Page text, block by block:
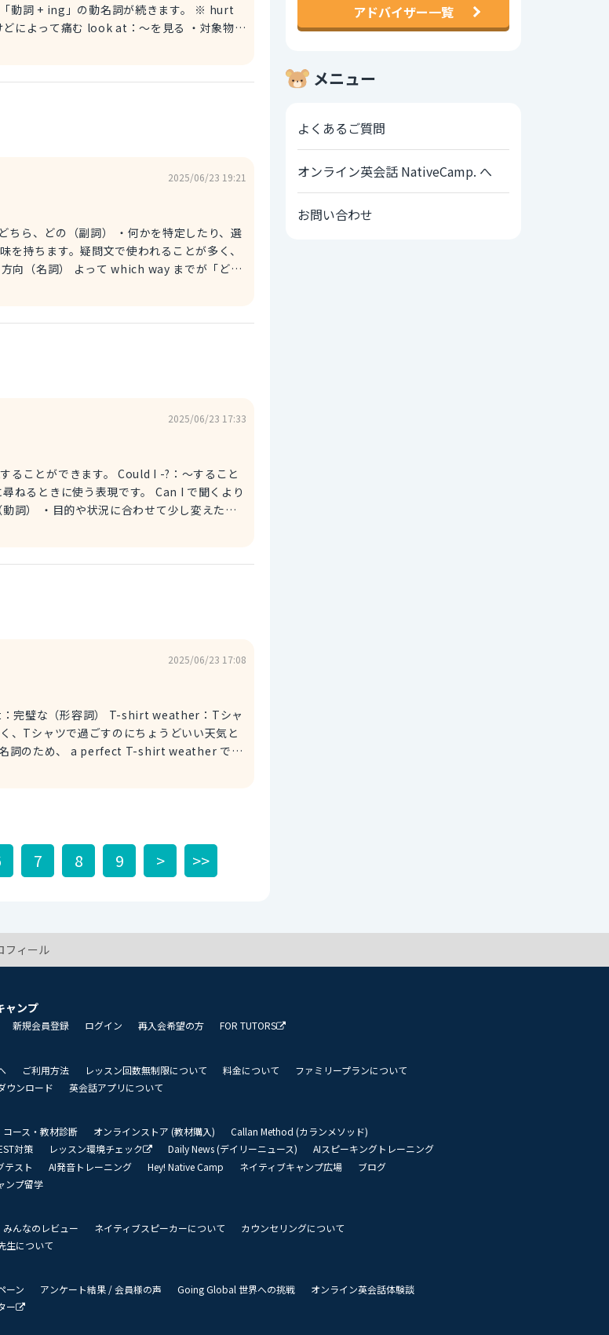
動詞 + ing」の動名詞が続きます。 ※ hurt
を見る ・対象物を
、スマホ（名詞） ・通常「携帯電話」を意
ホ首が痛い」ということを表現することがで
染みがありますが、こちらは和製英語であ
ゲームなどに参加しているかということを聞
2025/06/23 19:21
持ちます。疑問文で使われることが多く、
までが「どち
airport：空港（名詞） 2. How do I
すると、「道路へはどうやっていけばいいで
す。 ※ I'd like to：I would like to の省略形で
a taxi：タクシーを拾う ・タクシーを呼び止
？ぜひ参考にしてみてください。
2025/06/23 17:33
。 Could I -?：〜すること
ねるときに使う表現です。 Can I で聞くより
時間 reservation：予約（名詞） ・場所や
い換えることができます。 （例文）
予約の時間を少し変更できますか？
？」という、相手に許可を求めるときに使
2025/06/23 17:08
、Tシャツで過ごすのにちょうどいい天気と
名詞のため、 a perfect T-shirt weather では
るのに十分」という意味の文章を作りま
（温かさ）というニュアンスを含みます。
で一着の「半袖」という意味になるので、
でも夜になったら肌寒くなるかも。 ※
：〜かもしれない（助動詞） chilly：肌寒い（形容詞） いかがですか？ぜひ参考にしてみてください。
7 8 9 > >>
アドバイザー一覧
メニュー
よくあるご質問
オンライン英会話 NativeCamp. へ
お問い合わせ
フィール
ャンプ
新規会員登録 ログイン 再入会希望の方 FOR TUTORS
ご利用方法 レッスン回数無制限について 料金について
ファミリープランについて
ウンロード
英会話アプリについて
コース・教材診断 オンラインストア (教材購入)
Callan Method (カランメソッド)
対策
レッスン環境チェック Daily News (デイリーニュース)
AIスピーキングトレーニング
テスト
AI発音トレーニング Hey! Native Camp ネイティブキャンプ広場
ブログ
ンプ留学
みんなのレビュー ネイティブスピーカーについて
カウンセリングについて
生について
ーン アンケート結果 / 会員様の声 Going Global 世界への挑戦
オンライン英会話体験談
ー